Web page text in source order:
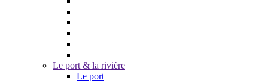
Le port & la rivière
Le port